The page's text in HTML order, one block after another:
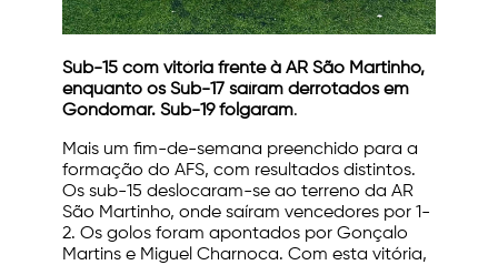
Sub-15 com vitória frente à AR São Martinho,
enquanto os Sub-17 saíram derrotados em
Gondomar. Sub-19 folgaram.
Mais um fim-de-semana preenchido para a
formação do AFS, com resultados distintos.
Os sub-15 deslocaram-se ao terreno da AR
São Martinho, onde saíram vencedores por 1-
2. Os golos foram apontados por Gonçalo
Martins e Miguel Charnoca. Com esta vitória,